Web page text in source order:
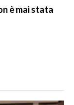
è mai stata